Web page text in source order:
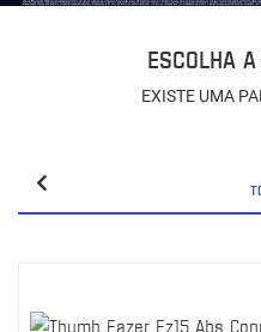
ESCOLHA
EXISTE UMA